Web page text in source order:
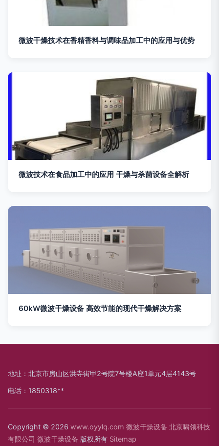
微波干燥技术在香精香料与调味品加工中的应用与优势
微波技术在食品加工中的应用 干燥与杀菌设备全解析
60kW微波干燥设备 高效节能的现代干燥解决方案
地址：北京市房山区洪寺街甲2号院7号楼A座1单元4层4143号
电话：1850318**
Copyright © 2026 www.oyylq.com 微波干燥设备 北京啸领科技
有限公司 微波干燥设备 版权所有 Sitemap